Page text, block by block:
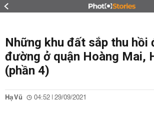
Những khu đất sắp thu hồi
đường ở quận Hoàng Mai,
(phần 4)
Hạ Vũ 04:52 | 29/09/2021